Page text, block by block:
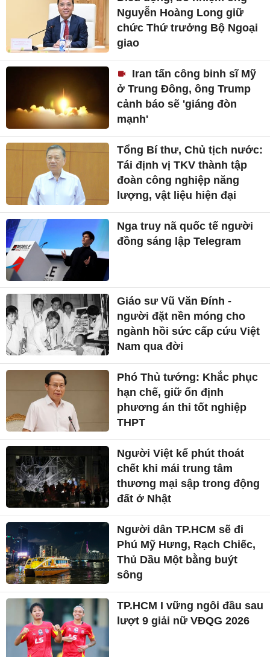
Nguyễn Hoàng Long giữ
chức Thứ trưởng Bộ Ngoại
giao
Iran tấn công binh sĩ Mỹ
ở Trung Đông, ông Trump
cảnh báo sẽ 'giáng đòn
mạnh'
Tổng Bí thư, Chủ tịch nước:
Tái định vị TKV thành tập
đoàn công nghiệp năng
lượng, vật liệu hiện đại
Nga truy nã quốc tế người
đồng sáng lập Telegram
Giáo sư Vũ Văn Đính -
người đặt nền móng cho
ngành hồi sức cấp cứu Việt
Nam qua đời
Phó Thủ tướng: Khắc phục
hạn chế, giữ ổn định
phương án thi tốt nghiệp
THPT
Người Việt kể phút thoát
chết khi mái trung tâm
thương mại sập trong động
đất ở Nhật
Người dân TP.HCM sẽ đi
Phú Mỹ Hưng, Rạch Chiếc,
Thủ Dầu Một bằng buýt
sông
TP.HCM I vững ngôi đầu sau
lượt 9 giải nữ VĐQG 2026